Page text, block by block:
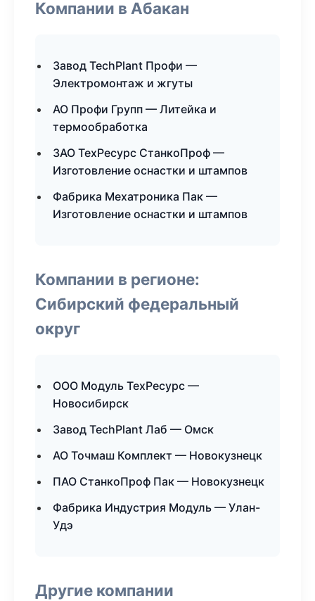
Компании в Абакан
Завод TechPlant Профи —
Электромонтаж и жгуты
АО Профи Групп — Литейка и
термообработка
ЗАО ТехРесурс СтанкоПроф —
Изготовление оснастки и штампов
Фабрика Мехатроника Пак —
Изготовление оснастки и штампов
Компании в регионе:
Сибирский федеральный
округ
ООО Модуль ТехРесурс —
Новосибирск
Завод TechPlant Лаб — Омск
АО Точмаш Комплект — Новокузнецк
ПАО СтанкоПроф Пак — Новокузнецк
Фабрика Индустрия Модуль — Улан-
Удэ
Другие компании